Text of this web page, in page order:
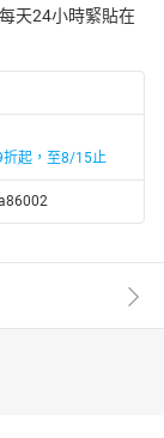
天24小時緊貼在
折起，至8/15止